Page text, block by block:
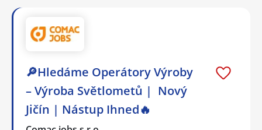
🔎Hledáme Operátory Výroby
– Výroba Světlometů | Nový
Jičín | Nástup Ihned🔥